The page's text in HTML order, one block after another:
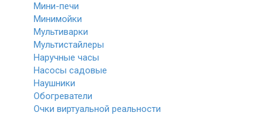
Мини-печи
Минимойки
Мультиварки
Мультистайлеры
Наручные часы
Насосы садовые
Наушники
Обогреватели
Очки виртуальной реальности